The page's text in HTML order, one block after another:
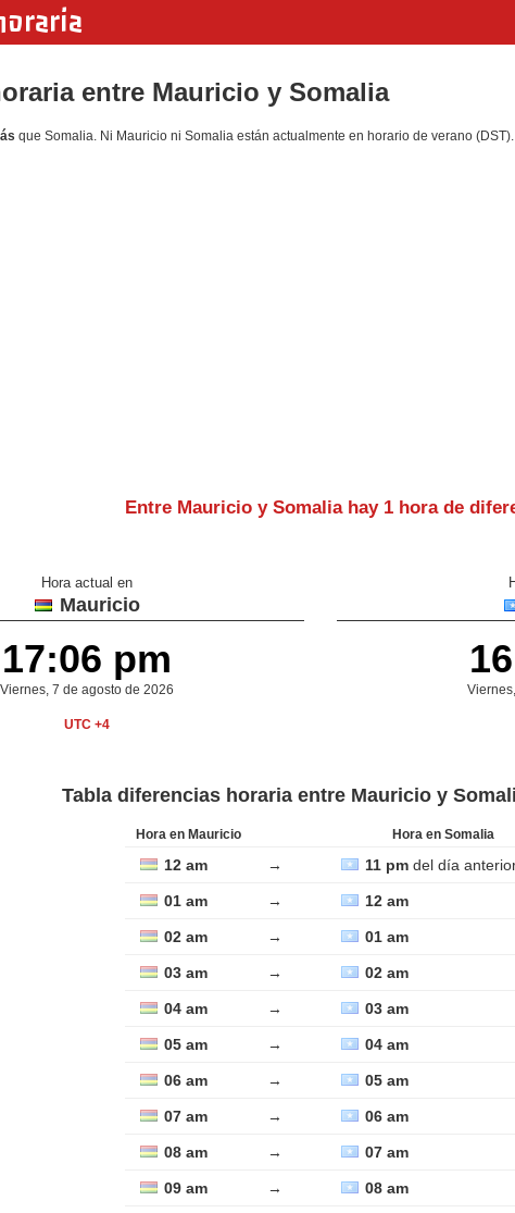
entre Mauricio y Somalia
que Somalia. Ni Mauricio ni Somalia están actualmente en horario de verano (DST).
Entre Mauricio y Somalia hay 1 hora de
Hora actual en
Mauricio
17:06 pm
Viernes, 7 de agosto de 2026
UTC +4
Tabla diferencias horaria entre Mauricio y
Hora en Mauricio Hora en Somalia
12 am → 11 pmdel día
01 am → 12 am
02 am → 01 am
03 am → 02 am
04 am → 03 am
05 am → 04 am
06 am → 05 am
07 am → 06 am
08 am → 07 am
09 am → 08 am